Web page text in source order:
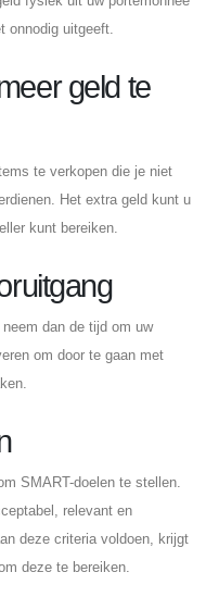
onnodig uitgeeft.
geld te
te verkopen die je niet
Het extra geld kunt u
kunt bereiken.
dan de tijd om uw
om door te gaan met
SMART-doelen te stellen.
relevant en
deze criteria voldoen, krijgt
deze te bereiken.